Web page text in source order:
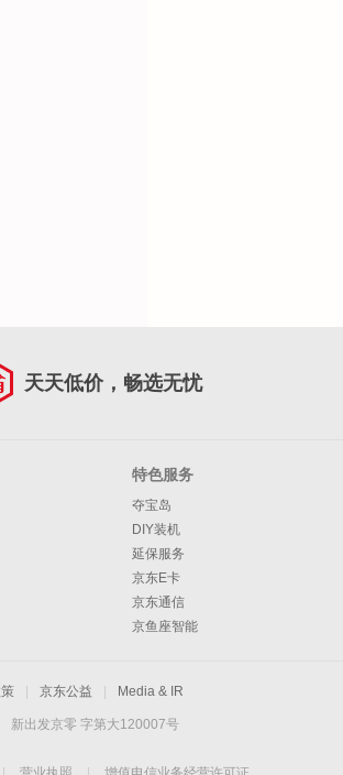
天天低价，畅选无忧
特色服务
夺宝岛
DIY装机
延保服务
京东E卡
京东通信
京鱼座智能
京东公益 Media & IR
新出发京零 字第大120007号